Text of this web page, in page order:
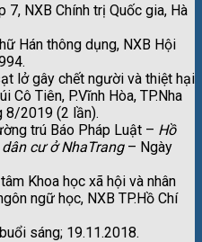
7, NXB Chính trị Quốc gia, Hà
Hán thông dụng, NXB Hội
lở gây chết người và thiệt hại
Cô Tiên, P.Vĩnh Hòa, TP.Nha
8/2019 (2 lần).
trú Báo Pháp Luật – Hồ
cư ở NhaTrang– Ngày
Khoa học xã hội và nhân
ngữ học, NXB TP.Hồ Chí
sáng; 19.11.2018.